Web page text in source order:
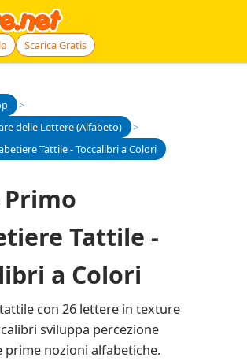
Scarica Gratis
>
delle Lettere (Alfabeto)
>
Tattile - Toccalibri a Colori
Tattile -
a Colori
con 26 lettere in texture
sviluppa percezione
prime nozioni alfabetiche.